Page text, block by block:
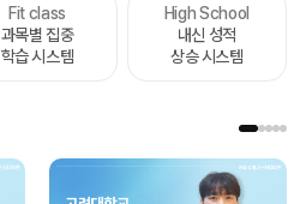
Fit class
과목별 집중
학습 시스템
High School
내신 성적
상승 시스템